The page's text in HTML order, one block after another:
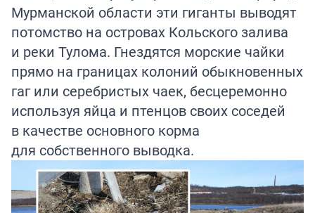
Мурманской области эти гиганты выводят
потомство на островах Кольского залива
и реки Тулома. Гнездятся морские чайки
прямо на границах колоний обыкновенных
гаг или серебристых чаек, бесцеремонно
используя яйца и птенцов своих соседей
в качестве основного корма
для собственного выводка.